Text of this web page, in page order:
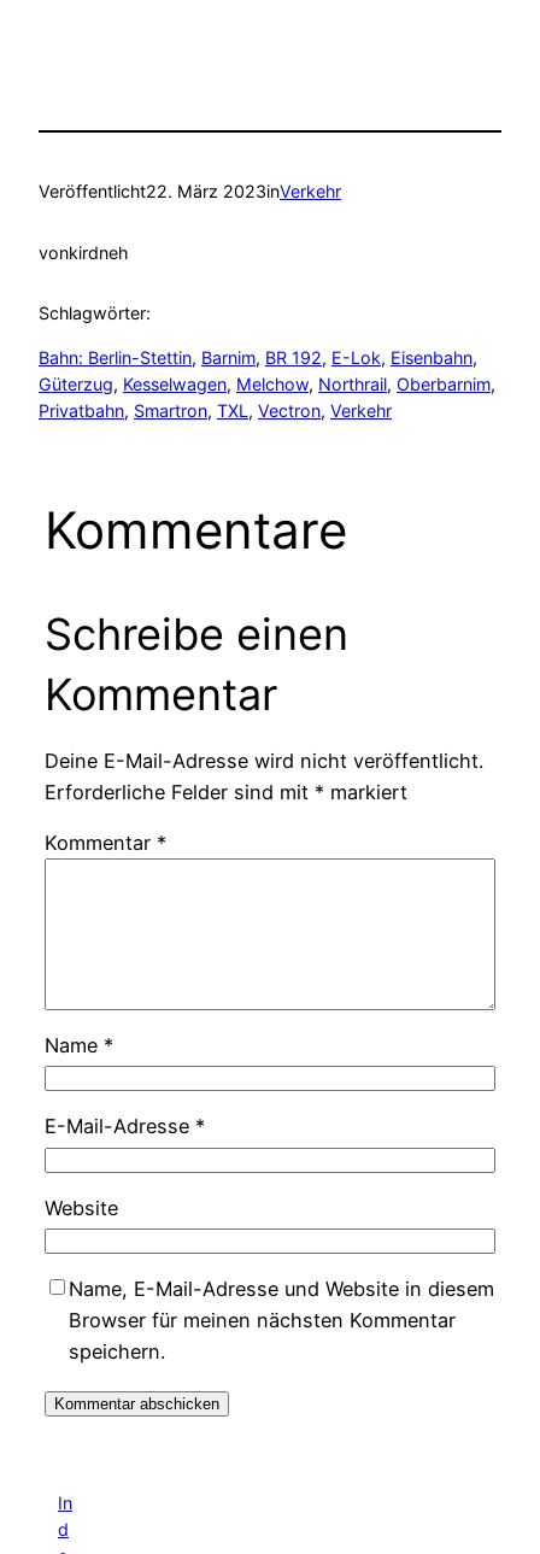
Veröffentlicht22. März 2023inVerkehr
vonkirdneh
Schlagwörter:
Bahn: Berlin-Stettin, Barnim, BR 192, E-Lok, Eisenbahn
Güterzug, Kesselwagen, Melchow, Northrail, Oberbarnim
Privatbahn, Smartron, TXL, Vectron, Verkehr
Kommentare
Schreibe einen
Kommentar
Deine E-Mail-Adresse wird nicht veröffentlicht.
Erforderliche Felder sind mit * markiert
Kommentar *
Name *
E-Mail-Adresse *
Website
Name, E-Mail-Adresse und Website in diesem
Browser für meinen nächsten Kommentar
speichern.
In
d